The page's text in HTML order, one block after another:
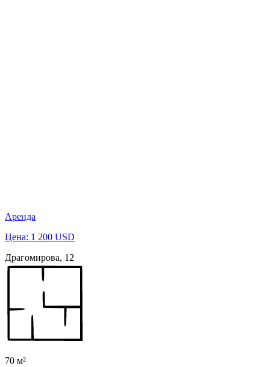
Аренда
Цена: 1 200 USD
Драгомирова, 12
70 м²